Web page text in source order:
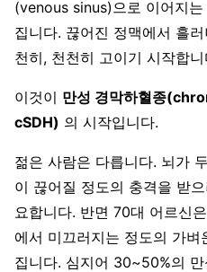
(venous sinus)으로 이어지
집니다. 끊어진 정맥에서 흘
천히, 천천히 고이기 시작합니
이것이 만성 경막하혈종
cSDH) 의 시작입니다.
젊은 사람은 다릅니다. 뇌가
이 끊어질 정도의 충격을 받
요합니다. 반면 70대 어르신
에서 미끄러지는 정도의 가
집니다. 심지어 30~50%의